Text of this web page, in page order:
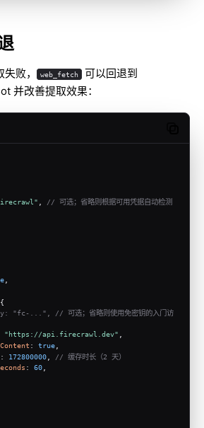
败， web_fetch 可以回退到
并改善提取效果：
// 可选；省略则根据可用凭据自动检测
"fc-...", // 可选；省略则使用免密钥的入门访
"https://api.firecrawl.dev"
: true
: 172800000
// 缓存时长（2 天）
: 60